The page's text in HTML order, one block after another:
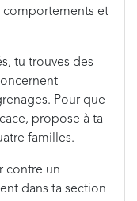
comportements et
tu trouves des
Pour que
propose à ta
familles.
contre un
dans ta section